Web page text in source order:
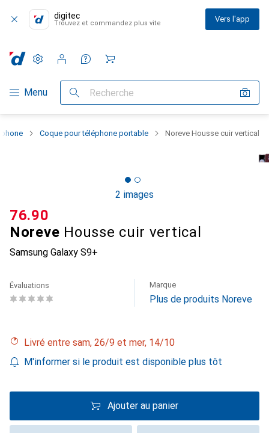
digitec
Trouvez et commandez plus vite Vers l'app
Navigation par catégorie
Menu Recherche
Paramètres
Compte client
Listes de comparaison
Listes d'envies
Panier
Coque pour téléphone portable Noreve Housse cuir vertical
2 images
Noreve Housse cuir vertical
Samsung Galaxy S9+
CHF
76.90
Évaluations Marque
Plus de produits Noreve
Livré entre sam, 26/9 et mer, 14/10
M'informer si le produit est disponible plus tôt
Ajouter au panier